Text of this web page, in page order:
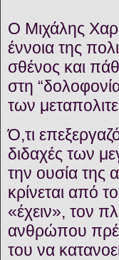
Ο Μιχάλης
έννοια της
σθένος και
στη
των
Ό,τι
διδαχές των
την ουσία της
κρίνεται από
«έχειν», τον
ανθρώπου
του να